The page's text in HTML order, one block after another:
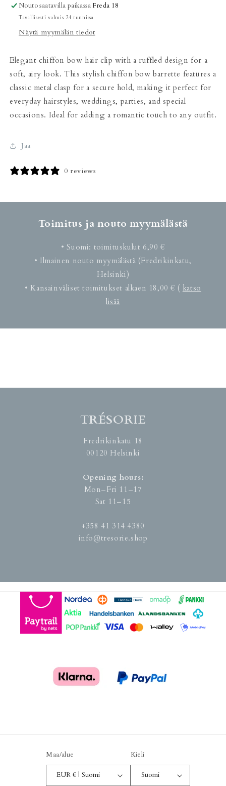
Nouto saatavilla paikassa Freda 18
Tavallisesti valmis 24 tunnissa
Näytä myymälän tiedot
Elegant chiffon bow hair clip with a ruffled design for a
soft, airy look. This stylish chiffon bow barrette features a
classic metal clasp for a secure hold, making it perfect for
everyday hairstyles, weddings, parties, and special
occasions. Ideal for adding a romantic touch to any outfit.
Jaa
0 reviews
Toimitus ja nouto myymälästä
• Suomi: toimituskulut 6,90 €
• Ilmainen nouto myymälästä (Fredrikinkatu,
Helsinki)
• Kansainväliset toimitukset alkaen 18,00 € ( katso
lisää
TRÉSORIE
Fredrikinkatu 18
00120 Helsinki
Opening hours:
Mon–Fri 11–17
Sat 11–15
+358 41 314 4380
info@tresorie.shop
Maa/alue
EUR € | Suomi
Kieli
Suomi